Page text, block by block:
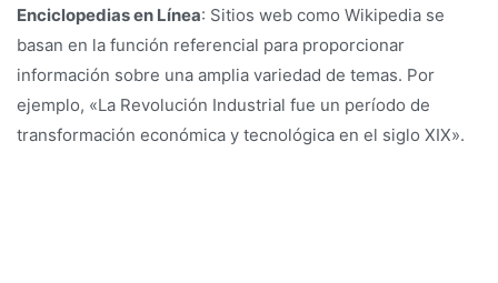
Enciclopedias en Línea: Sitios web como Wikipedia se
basan en la función referencial para proporcionar
información sobre una amplia variedad de temas. Por
ejemplo, «La Revolución Industrial fue un período de
transformación económica y tecnológica en el siglo XIX».